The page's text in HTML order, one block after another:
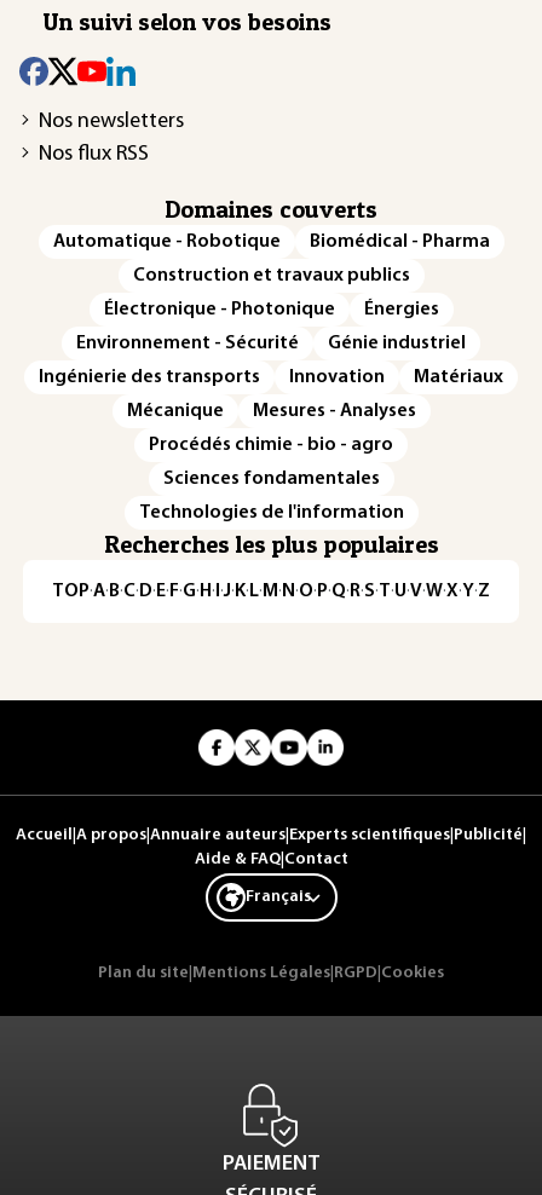
Un suivi selon vos besoins
Nos newsletters
Nos flux RSS
Domaines couverts
Automatique - Robotique
Biomédical - Pharma
Construction et travaux publics
Électronique - Photonique
Énergies
Environnement - Sécurité
Génie industriel
Ingénierie des transports
Innovation
Matériaux
Mécanique
Mesures - Analyses
Procédés chimie - bio - agro
Sciences fondamentales
Technologies de l'information
Recherches les plus populaires
TOP·A·B·C· D· E· F·G· H · ·J· K· L· M · N ·O· P·Q· R·S·T·U·V·W·X·Y·Z
Accueil A propos Annuaire auteurs Experts scientifiques Publicité
Aide & FAQ| Contact
Français
Plan du site Mentions Légales RGPD Cookies
PAIEMENT